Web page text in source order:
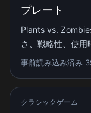
プレート
Plants vs.
さ、戦略性、使用
事前読み込み済み
クラシックゲーム